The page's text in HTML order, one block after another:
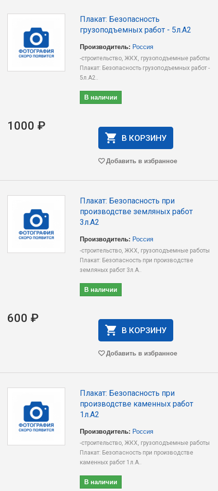
Плакат: Безопасность
грузоподъемных работ - 5л.А2
Производитель: Россия
-строительство, ЖКХ, грузоподъемные работы
Плакат: Безопасность грузоподъемных работ -
5л.А2..
В наличии
1000 ₽
В КОРЗИНУ
Добавить в избранное
Плакат: Безопасность при
производстве земляных работ
3л.А2
Производитель: Россия
-строительство, ЖКХ, грузоподъемные работы
Плакат: Безопасность при производстве
земляных работ 3л.А..
В наличии
600 ₽
В КОРЗИНУ
Добавить в избранное
Плакат: Безопасность при
производстве каменных работ
1л.А2
Производитель: Россия
-строительство, ЖКХ, грузоподъемные работы
Плакат: Безопасность при производстве
каменных работ 1л.А..
В наличии